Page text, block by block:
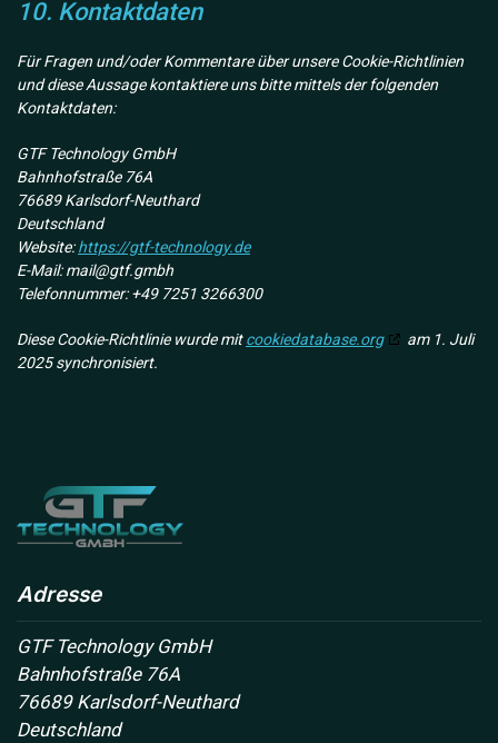
10. Kontaktdaten
Für Fragen und/oder Kommentare über unsere Cookie-Richtlinien
und diese Aussage kontaktiere uns bitte mittels der folgenden
Kontaktdaten:
GTF Technology GmbH
Bahnhofstraße 76A
76689 Karlsdorf-Neuthard
Deutschland
Website:https://gtf-technology.de
E-Mail:mail@gtf.gmbh
Telefonnummer: +49 7251 3266300
Diese Cookie-Richtlinie wurde mitcookiedatabase.org
am 1. Juli
2025 synchronisiert.
Adresse
GTF Technology GmbH
Bahnhofstraße 76A
76689 Karlsdorf-Neuthard
Deutschland